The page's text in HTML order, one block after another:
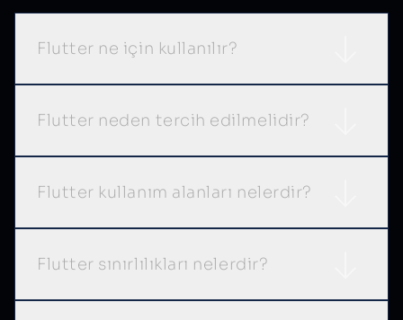
Flutter ne için kullanılır?
Flutter neden tercih edilmelidir?
Flutter kullanım alanları nelerdir?
Flutter sınırlılıkları nelerdir?